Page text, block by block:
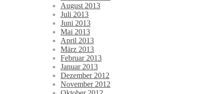
August 2013
Juli 2013
Juni 2013
Mai 2013
April 2013
März 2013
Februar 2013
Januar 2013
Dezember 2012
November 2012